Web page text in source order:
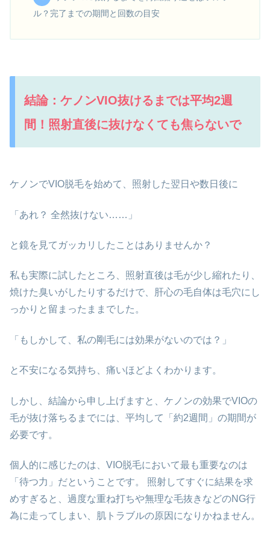
ル？完了までの期間と回数の目安
結論：ケノンVIO抜けるまでは平均2週
間！照射直後に抜けなくても焦らないで
ケノンでVIO脱毛を始めて、照射した翌日や数日後に
「あれ？ 全然抜けない……」
と鏡を見てガッカリしたことはありませんか？
私も実際に試したところ、照射直後は毛が少し縮れたり、
焼けた臭いがしたりするだけで、肝心の毛自体は毛穴にし
っかりと留まったままでした。
「もしかして、私の剛毛には効果がないのでは？」
と不安になる気持ち、痛いほどよくわかります。
しかし、結論から申し上げますと、ケノンの効果でVIOの
毛が抜け落ちるまでには、平均して「約2週間」の期間が
必要です。
個人的に感じたのは、VIO脱毛において最も重要なのは
「待つ力」だということです。 照射してすぐに結果を求
めすぎると、過度な重ね打ちや無理な毛抜きなどのNG行
為に走ってしまい、肌トラブルの原因になりかねません。